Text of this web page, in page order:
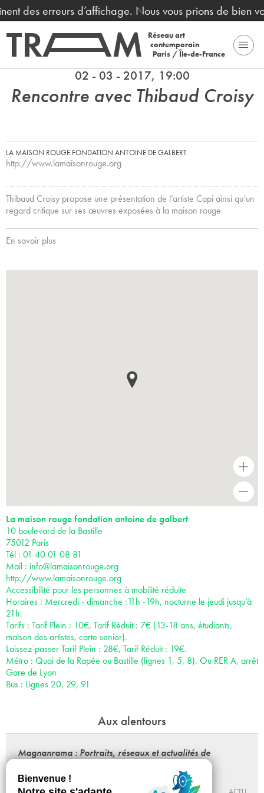
des erreurs d’affichage. Nous vous prions de bien
Réseau art
contemporain
Paris / Île-de-France
02 - 03 - 2017, 19:00
Rencontre avec Thibaud Croisy
LA MAISON ROUGE FONDATION ANTOINE DE GALBERT
http://www.lamaisonrouge.org
Thibaud Croisy propose une présentation de l’artiste Copi ainsi qu’un
regard critique sur ses œuvres exposées à la maison rouge
En savoir plus
+
La maison rouge fondation antoine de galbert
10 boulevard de la Bastille
75012 Paris
Tél : 01 40 01 08 81
Mail : info@lamaisonrouge.org
http://www.lamaisonrouge.org
Accessibilité pour les personnes à mobilité réduite
Horaires : Mercredi - dimanche :11h -19h, nocturne le jeudi jusqu’à
21h.
Tarifs : Tarif Plein : 10€, Tarif Réduit : 7€ (13-18 ans, étudiants,
maison des artistes, carte senior).
Laissez-passer Tarif Plein : 28€, Tarif Réduit : 19€.
Métro : Quai de la Rapée ou Bastille (lignes 1, 5, 8). Ou RER A, arrêt
Gare de Lyon
Bus : Lignes 20, 29, 91
Aux alentours
Magnanrama : Portraits, réseaux et actualités de
Du 25 - 09 au 12 - 12 - 2026